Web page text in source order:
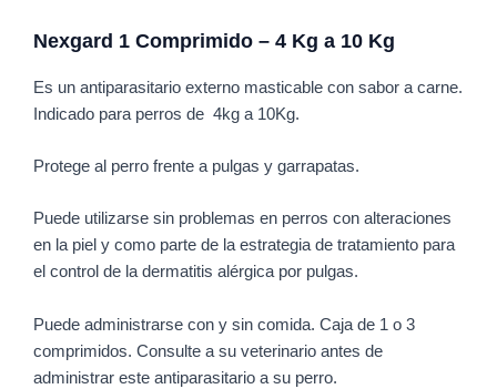
Nexgard 1 Comprimido – 4 Kg a 10 Kg
Es un antiparasitario externo masticable con sabor a carne.
Indicado para perros de 4kg a 10Kg.
Protege al perro frente a pulgas y garrapatas.
Puede utilizarse sin problemas en perros con alteraciones
en la piel y como parte de la estrategia de tratamiento para
el control de la dermatitis alérgica por pulgas.
Puede administrarse con y sin comida. Caja de 1 o 3
comprimidos. Consulte a su veterinario antes de
administrar este antiparasitario a su perro.